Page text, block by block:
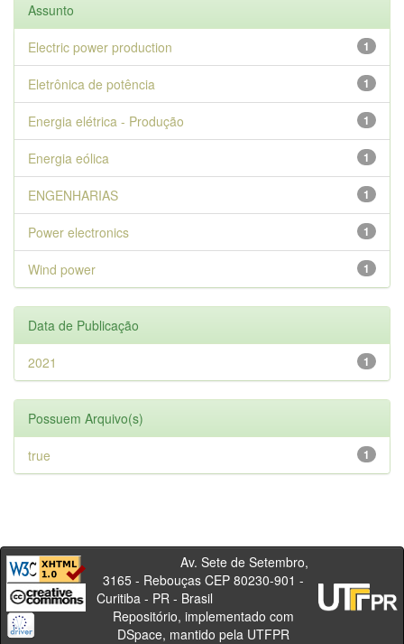
Assunto
1
Electric power production
1
Eletrônica de potência
1
Energia elétrica - Produção
1
Energia eólica
1
ENGENHARIAS
1
Power electronics
1
Wind power
Data de Publicação
1
2021
Possuem Arquivo(s)
1
true
Av. Sete de Setembro,
3165 - Rebouças CEP 80230-901 -
Curitiba - PR - Brasil
Repositório, implementado com
DSpace, mantido pela UTFPR